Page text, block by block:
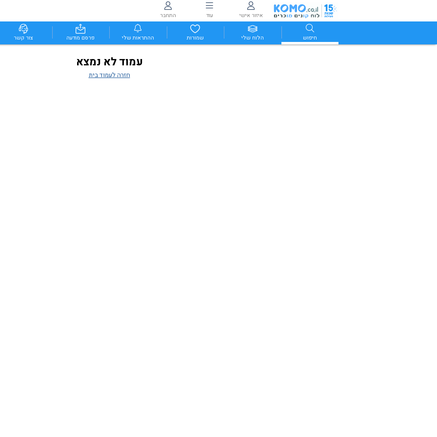
איזור אישי עוד התחבר
חיפוש הלוח שלי שמורות ההתראות שלי פרסם מודעה צור קשר
עמוד לא נמצא
חזרה לעמוד בית